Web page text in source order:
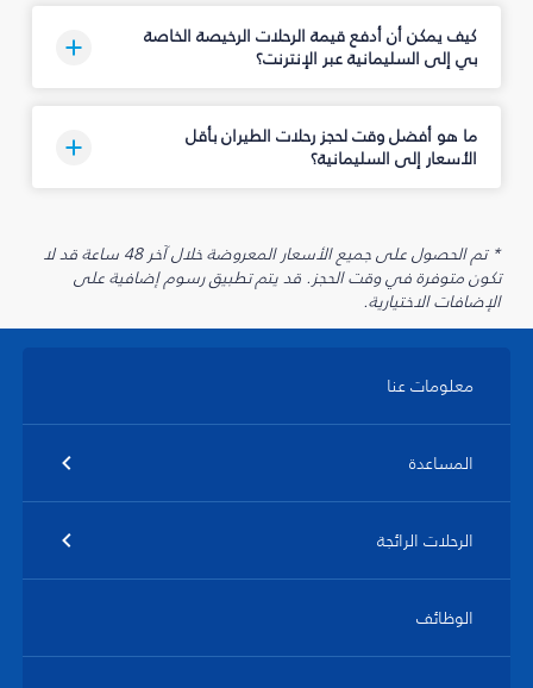
كيف يمكن أن أدفع قيمة الرحلات الرخيصة الخاصة
بي إلى السليمانية‎ عبر الإنترنت؟
ما هو أفضل وقت لحجز رحلات الطيران بأقل
الأسعار إلى السليمانية‎؟
* تم الحصول على جميع الأسعار المعروضة خلال آخر 48 ساعة قد لا
تكون متوفرة في وقت الحجز. قد يتم تطبيق رسوم إضافية على
الإضافات الاختيارية.
معلومات عنا
المساعدة
الرحلات الرائجة
الوظائف